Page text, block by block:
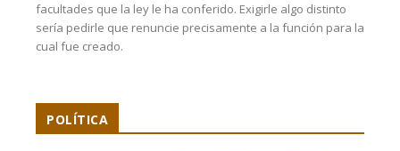
facultades que la ley le ha conferido. Exigirle algo distinto
sería pedirle que renuncie precisamente a la función para la
cual fue creado.
POLÍTICA